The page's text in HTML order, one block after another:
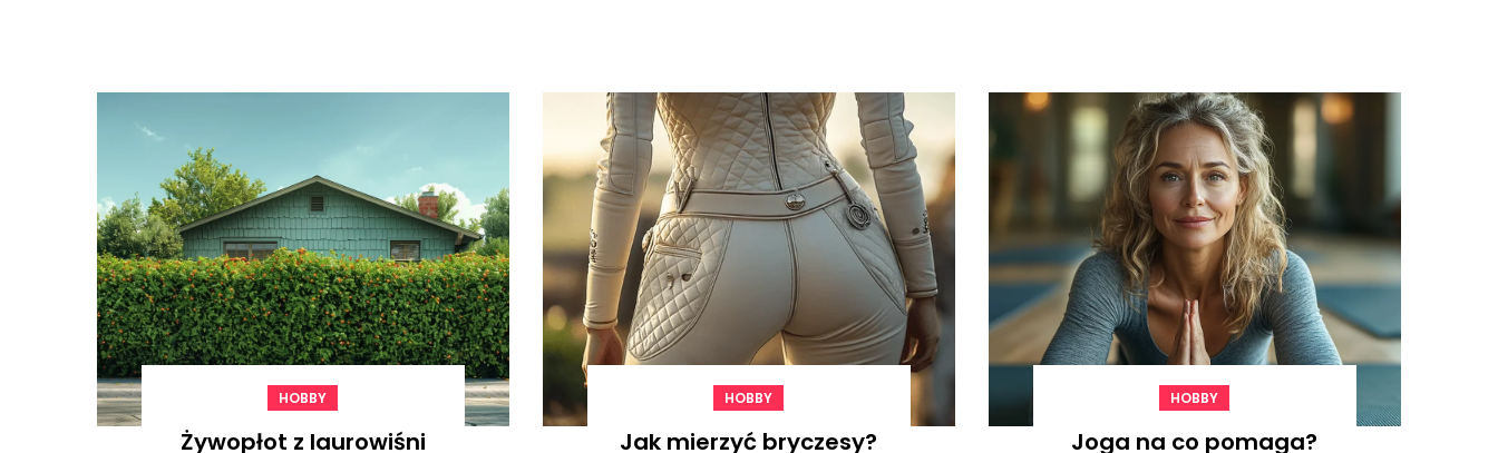
HOBBY
Żywopłot z laurowiśni
HOBBY
Jak mierzyć bryczesy?
HOBBY
Joga na co pomaga?